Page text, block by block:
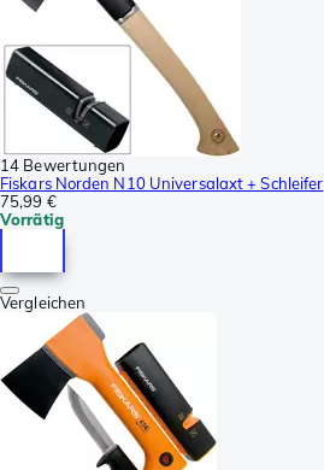
14 Bewertungen
Fiskars Norden N10 Universalaxt + Schleifer
75,99 €
Vorrätig
Vergleichen